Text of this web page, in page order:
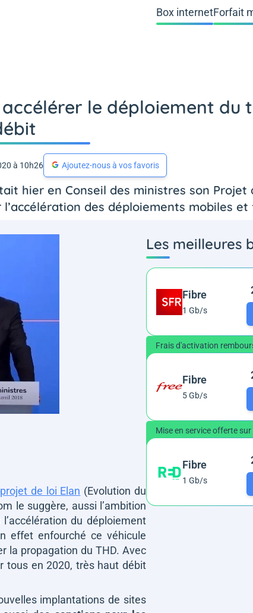
Box internetForfait
le déploiement du
à 10h26 Ajoutez-nous à vos favoris
hier en Conseil des ministres son Projet
des déploiements mobiles et
projet de loi Elan (Evolution du
le suggère, aussi l’ambition
du déploiement
effet enfourché ce véhicule
la propagation du THD. Avec
tous en 2020, très haut débit
implantations de sites
Les meilleures
Fibre
1 Gb/s
Frais d'activation
Fibre
5 Gb/s
Mise en service offerte
Fibre
1 Gb/s